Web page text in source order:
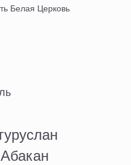
Белая Церковь